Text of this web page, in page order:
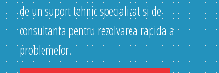
de un suport tehnic specializat si de
consultanta pentru rezolvarea rapida a
problemelor.